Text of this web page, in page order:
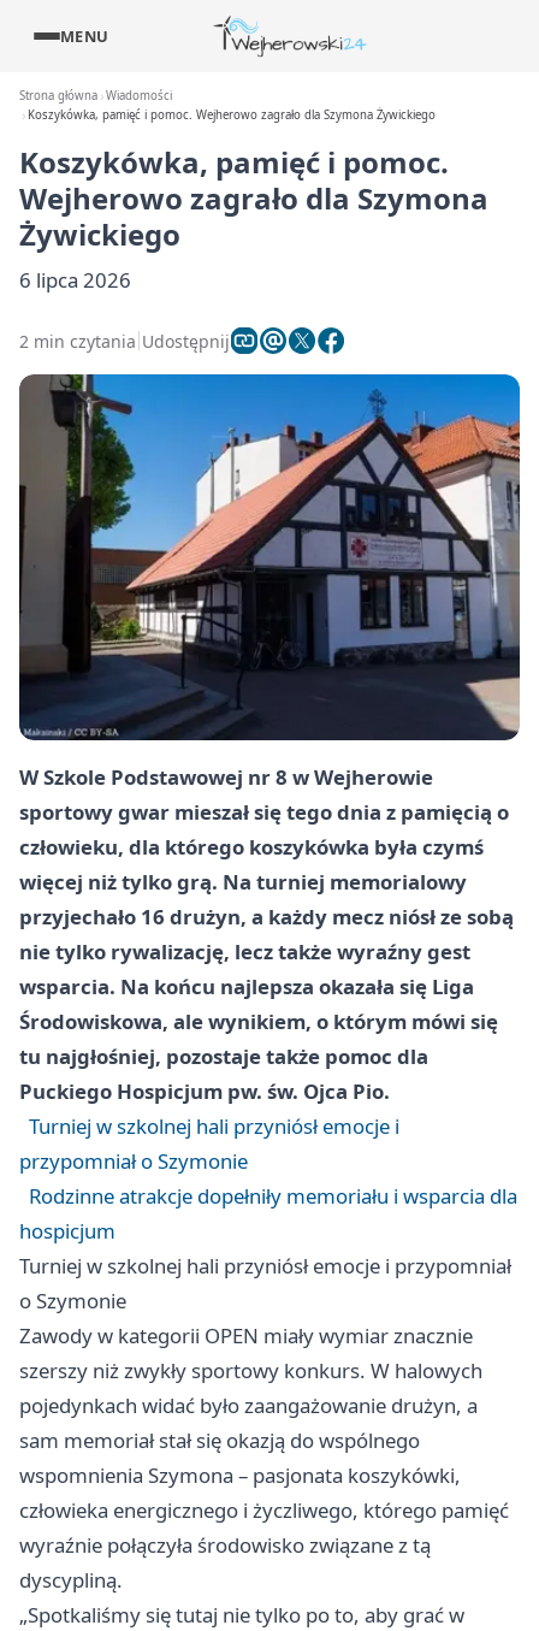
MENU
Strona główna Wiadomości
Koszykówka, pamięć i pomoc. Wejherowo zagrało dla Szymona Żywickiego
Koszykówka, pamięć i pomoc.
Wejherowo zagrało dla Szymona
Żywickiego
6 lipca 2026
2 min czytania Udostępnij
W Szkole Podstawowej nr 8 w Wejherowie
sportowy gwar mieszał się tego dnia z pamięcią o
człowieku, dla którego koszykówka była czymś
więcej niż tylko grą. Na turniej memorialowy
przyjechało 16 drużyn, a każdy mecz niósł ze sobą
nie tylko rywalizację, lecz także wyraźny gest
wsparcia. Na końcu najlepsza okazała się Liga
Środowiskowa, ale wynikiem, o którym mówi się
tu najgłośniej, pozostaje także pomoc dla
Puckiego Hospicjum pw. św. Ojca Pio.
Turniej w szkolnej hali przyniósł emocje i
przypomniał o Szymonie
Rodzinne atrakcje dopełniły memoriału i wsparcia dla
hospicjum
Turniej w szkolnej hali przyniósł emocje i przypomniał
o Szymonie
Zawody w kategorii OPEN miały wymiar znacznie
szerszy niż zwykły sportowy konkurs. W halowych
pojedynkach widać było zaangażowanie drużyn, a
sam memoriał stał się okazją do wspólnego
wspomnienia Szymona – pasjonata koszykówki,
człowieka energicznego i życzliwego, którego pamięć
wyraźnie połączyła środowisko związane z tą
dyscypliną.
„Spotkaliśmy się tutaj nie tylko po to, aby grać w